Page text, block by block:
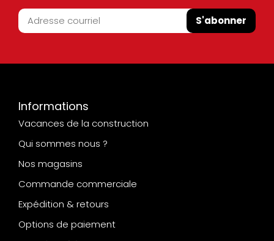
S'abonner
Informations
Vacances de la construction
Qui sommes nous ?
Nos magasins
Commande commerciale
Expédition & retours
Options de paiement